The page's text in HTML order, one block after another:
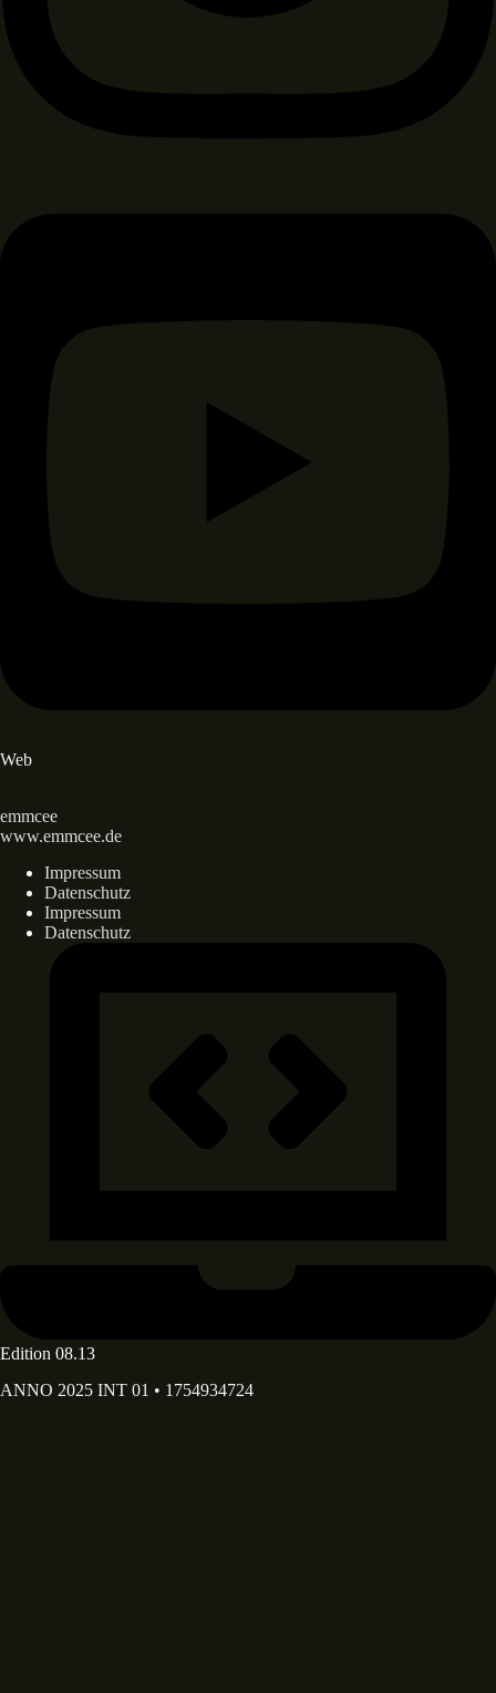
Web
emmcee
www.emmcee.de
Impressum
Datenschutz
Impressum
Datenschutz
Edition 08.13
ANNO 2025 INT 01 • 1754934724